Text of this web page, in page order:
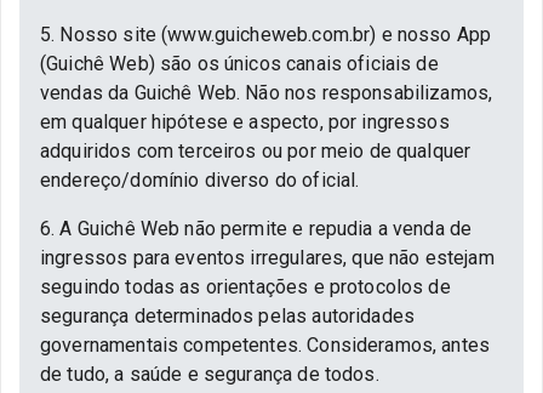
5. Nosso site (www.guicheweb.com.br) e nosso App
(Guichê Web) são os únicos canais oficiais de
vendas da Guichê Web. Não nos responsabilizamos,
em qualquer hipótese e aspecto, por ingressos
adquiridos com terceiros ou por meio de qualquer
endereço/domínio diverso do oficial.
6. A Guichê Web não permite e repudia a venda de
ingressos para eventos irregulares, que não estejam
seguindo todas as orientações e protocolos de
segurança determinados pelas autoridades
governamentais competentes. Consideramos, antes
de tudo, a saúde e segurança de todos.